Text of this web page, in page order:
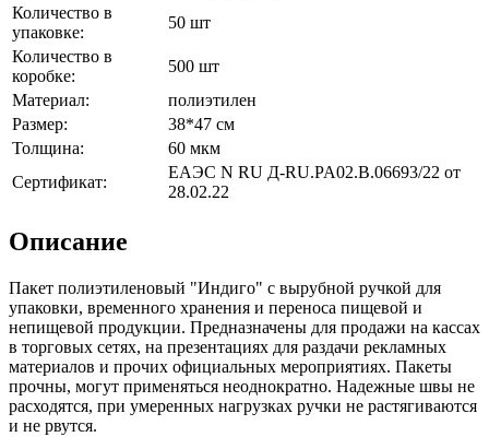
Количество в
упаковке:
50 шт
Количество в
коробке:
500 шт
Материал:
полиэтилен
Размер:
38*47 см
Толщина:
60 мкм
Сертификат:
ЕАЭС N RU Д-RU.PA02.B.06693/22 от
28.02.22
Описание
Пакет полиэтиленовый "Индиго" с вырубной ручкой для
упаковки, временного хранения и переноса пищевой и
непищевой продукции. Предназначены для продажи на кассах
в торговых сетях, на презентациях для раздачи рекламных
материалов и прочих официальных мероприятиях. Пакеты
прочны, могут применяться неоднократно. Надежные швы не
расходятся, при умеренных нагрузках ручки не растягиваются
и не рвутся.